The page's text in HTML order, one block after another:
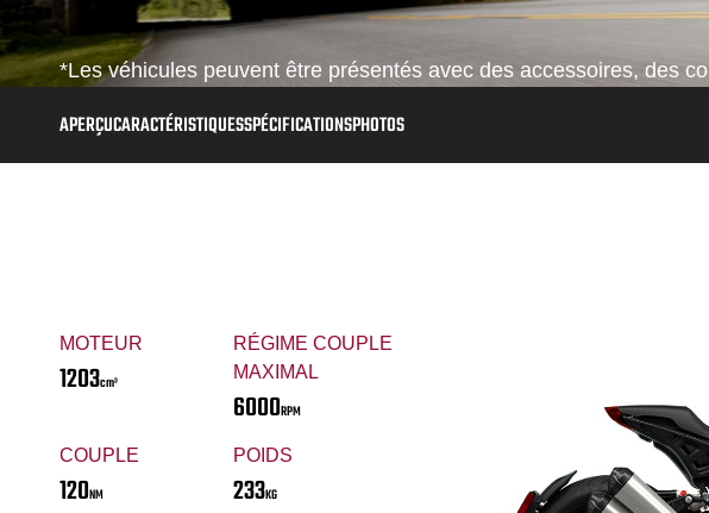
*Les véhicules peuvent être présentés avec des accessoires, des
APERÇUCARACTÉRISTIQUESSPÉCIFICATIONSPHOTOS
MOTEUR
1203cm³
RÉGIME COUPLE
MAXIMAL
6000RPM
COUPLE
120NM
POIDS
233KG